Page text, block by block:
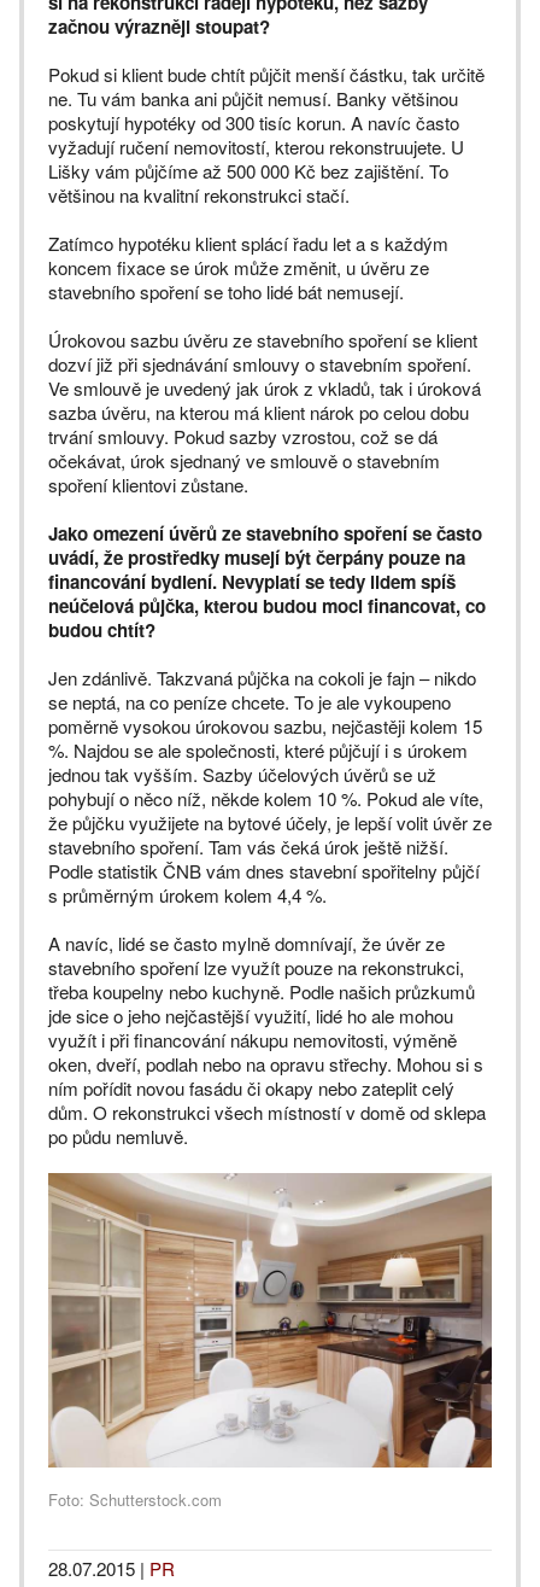
začnou výrazněji stoupat?
Pokud si klient bude chtít půjčit menší částku, tak určitě
ne. Tu vám banka ani půjčit nemusí. Banky většinou
poskytují hypotéky od 300 tisíc korun. A navíc často
vyžadují ručení nemovitostí, kterou rekonstruujete. U
Lišky vám půjčíme až 500 000 Kč bez zajištění. To
většinou na kvalitní rekonstrukci stačí.
Zatímco hypotéku klient splácí řadu let a s každým
koncem fixace se úrok může změnit, u úvěru ze
stavebního spoření se toho lidé bát nemusejí.
Úrokovou sazbu úvěru ze stavebního spoření se klient
dozví již při sjednávání smlouvy o stavebním spoření.
Ve smlouvě je uvedený jak úrok z vkladů, tak i úroková
sazba úvěru, na kterou má klient nárok po celou dobu
trvání smlouvy. Pokud sazby vzrostou, což se dá
očekávat, úrok sjednaný ve smlouvě o stavebním
spoření klientovi zůstane.
Jako omezení úvěrů ze stavebního spoření se často
uvádí, že prostředky musejí být čerpány pouze na
financování bydlení. Nevyplatí se tedy lidem spíš
neúčelová půjčka, kterou budou moci financovat, co
budou chtít?
Jen zdánlivě. Takzvaná půjčka na cokoli je fajn – nikdo
se neptá, na co peníze chcete. To je ale vykoupeno
poměrně vysokou úrokovou sazbu, nejčastěji kolem 15
%. Najdou se ale společnosti, které půjčují i s úrokem
jednou tak vyšším. Sazby účelových úvěrů se už
pohybují o něco níž, někde kolem 10 %. Pokud ale víte,
že půjčku využijete na bytové účely, je lepší volit úvěr ze
stavebního spoření. Tam vás čeká úrok ještě nižší.
Podle statistik ČNB vám dnes stavební spořitelny půjčí
s průměrným úrokem kolem 4,4 %.
A navíc, lidé se často mylně domnívají, že úvěr ze
stavebního spoření lze využít pouze na rekonstrukci,
třeba koupelny nebo kuchyně. Podle našich průzkumů
jde sice o jeho nejčastější využití, lidé ho ale mohou
využít i při financování nákupu nemovitosti, výměně
oken, dveří, podlah nebo na opravu střechy. Mohou si s
ním pořídit novou fasádu či okapy nebo zateplit celý
dům. O rekonstrukci všech místností v domě od sklepa
po půdu nemluvě.
Foto: Schutterstock.com
28.07.2015 | PR